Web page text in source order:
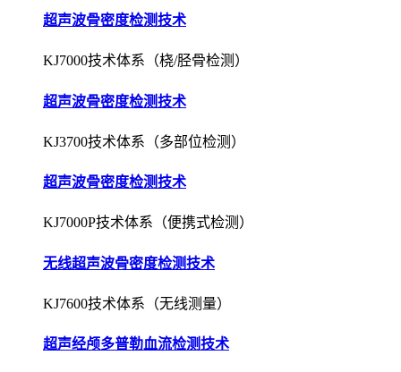
超声波骨密度检测技术
KJ7000技术体系（桡/胫骨检测）
超声波骨密度检测技术
KJ3700技术体系（多部位检测）
超声波骨密度检测技术
KJ7000P技术体系（便携式检测）
无线超声波骨密度检测技术
KJ7600技术体系（无线测量）
超声经颅多普勒血流检测技术